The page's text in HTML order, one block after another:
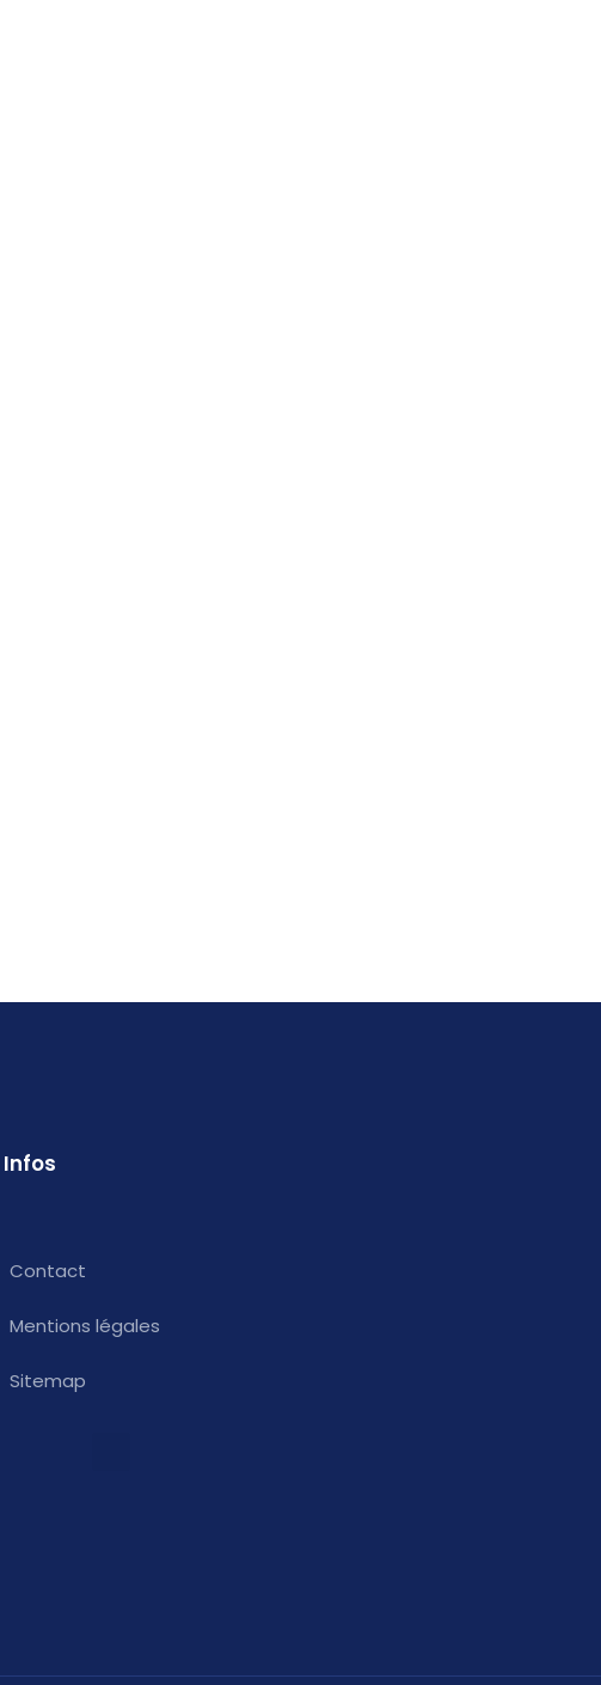
Infos
Contact
Mentions légales
Sitemap